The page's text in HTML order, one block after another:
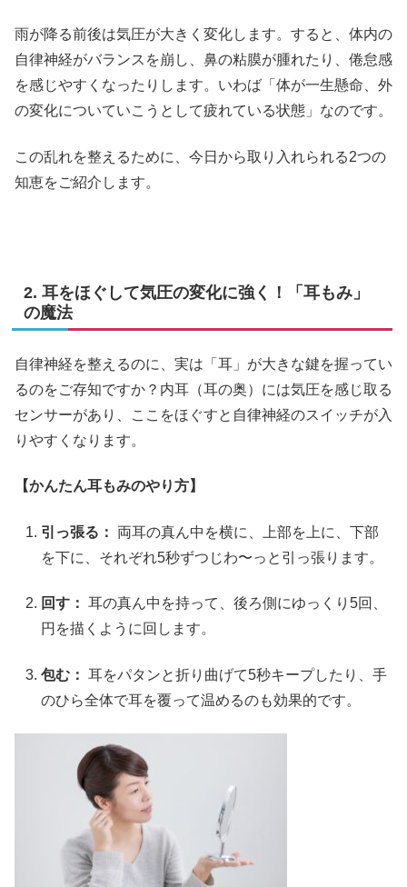
雨が降る前後は気圧が大きく変化します。すると、体内の
自律神経がバランスを崩し、鼻の粘膜が腫れたり、倦怠感
を感じやすくなったりします。いわば「体が一生懸命、外
の変化についていこうとして疲れている状態」なのです。
この乱れを整えるために、今日から取り入れられる2つの
知恵をご紹介します。
2. 耳をほぐして気圧の変化に強く！「耳もみ」
の魔法
自律神経を整えるのに、実は「耳」が大きな鍵を握ってい
るのをご存知ですか？内耳（耳の奥）には気圧を感じ取る
センサーがあり、ここをほぐすと自律神経のスイッチが入
りやすくなります。
【かんたん耳もみのやり方】
引っ張る：
両耳の真ん中を横に、上部を上に、下部
を下に、それぞれ5秒ずつじわ〜っと引っ張ります。
回す： 耳の真ん中を持って、後ろ側にゆっくり5回、
円を描くように回します。
包む： 耳をパタンと折り曲げて5秒キープしたり、手
のひら全体で耳を覆って温めるのも効果的です。